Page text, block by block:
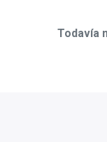
Todavía